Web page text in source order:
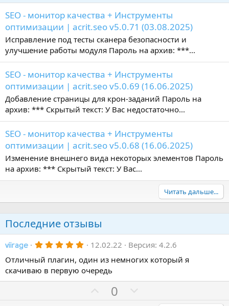
и
:
SEO - монитор качества + Инструменты
оптимизации | acrit.seo v5.0.71 (03.08.2025)
Исправление под тесты сканера безопасности и
улучшение работы модуля Пароль на архив: ***...
SEO - монитор качества + Инструменты
оптимизации | acrit.seo v5.0.69 (16.06.2025)
Добавление страницы для крон-заданий Пароль на
архив: *** Скрытый текст: У Вас недостаточно...
SEO - монитор качества + Инструменты
оптимизации | acrit.seo v5.0.68 (16.06.2025)
Изменение внешнего вида некоторых элементов Пароль
на архив: *** Скрытый текст: У Вас...
Читать дальше...
Последние отзывы
viirage 5
0
0
з
в
12.02.22
Версия: 4.2.6
Отличный плагин, один из немногих который я
скачиваю в первую очередь
П0